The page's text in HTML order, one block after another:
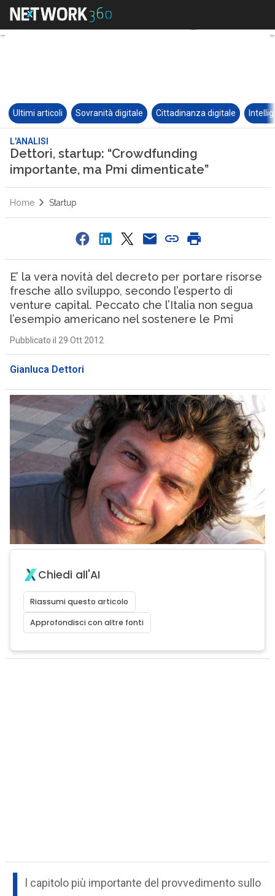
Ultimi articoli Sovranità digitale Cittadinanza digitale
L'ANALISI
Dettori, startup: “Crowdfunding
importante, ma Pmi dimenticate”
Home Startup
E’ la vera novità del decreto per portare risorse
fresche allo sviluppo, secondo l’esperto di
venture capital. Peccato che l’Italia non segua
l’esempio americano nel sostenere le Pmi
Pubblicato il 29 Ott 2012
Gianluca Dettori
Chiedi all'AI
Riassumi questo articolo
Approfondisci con altre fonti
I
l capitolo più importante del provvedimento sullo